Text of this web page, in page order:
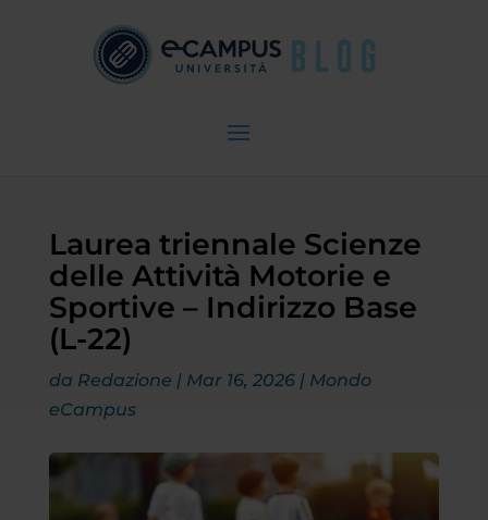
Laurea triennale Scienze
delle Attività Motorie e
Sportive – Indirizzo Base
(L-22)
da Redazione | Mar 16, 2026| Mondo
eCampus